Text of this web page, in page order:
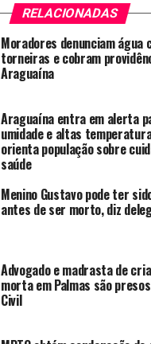
RELACIONADAS
Moradores denunciam água
torneiras e cobram
Araguaína
Araguaína entra em alerta
umidade e altas
orienta população sobre
saúde
Menino Gustavo pode ter
antes de ser morto, diz
Advogado e madrasta de
morta em Palmas são
Civil